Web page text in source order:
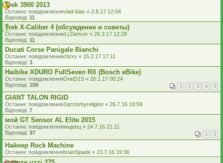
Trek 3900 2013
Останнє повідомленняvlad-klas « 2.8.17 12:04
Відповіді: 11
Trek X-Сaliber 4 (обсуждение и советы)
Останнє повідомленняd.j.Denver « 26.3.17 12:28
Відповіді: 11
Ducati Corse Panigale Bianchi
Останнє повідомленняcbrxx « 15.2.17 17:11
Відповіді: 3
Haibike XDURO FullSeven RX (Bosch eBike)
Останнє повідомленняOneD1S « 20.1.17 00:24
Відповіді: 100 1 2 3 4 5
GIANT TALON RIGID
Останнє повідомленняJazzismyreligion « 26.7.16 19:59
Відповіді: 7
мой GT Sensor AL Elite 2015
Останнє повідомленняиндеец « 24.7.16 21:11
Відповіді: 37 1 2
Найнер Rock Machine
Останнє повідомленняbrianSpade « 23.7.16 19:36